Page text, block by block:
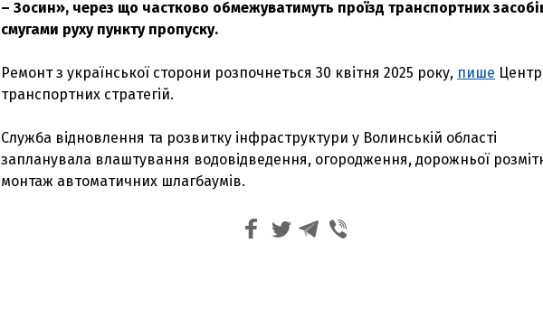
– Зосин», через що частково обмежуватимуть проїзд транспортних
смугами руху пункту пропуску.
Ремонт з української сторони розпочнеться 30 квітня 2025 року, пише Центр
транспортних стратегій.
Служба відновлення та розвитку інфраструктури у Волинській області
запланувала влаштування водовідведення, огородження, дорожньої
монтаж автоматичних шлагбаумів.